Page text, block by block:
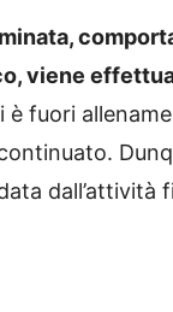
viene
è fuori
dall’attività